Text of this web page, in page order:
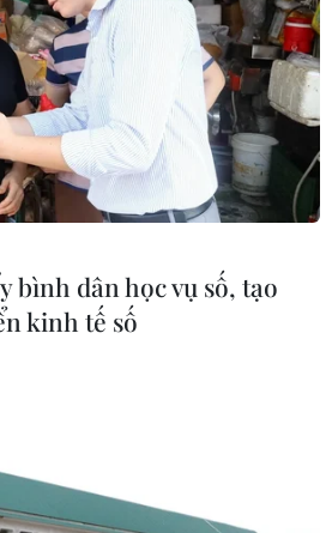
30m đường
giao thông bị
tiện khiến hàng
cao tốc Bắc-
sâu bên
thoát nạn
bình dân học vụ số, tạo
kinh tế số